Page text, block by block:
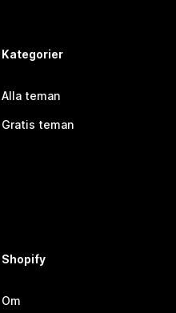
Kategorier
Alla teman
Gratis teman
Shopify
Om